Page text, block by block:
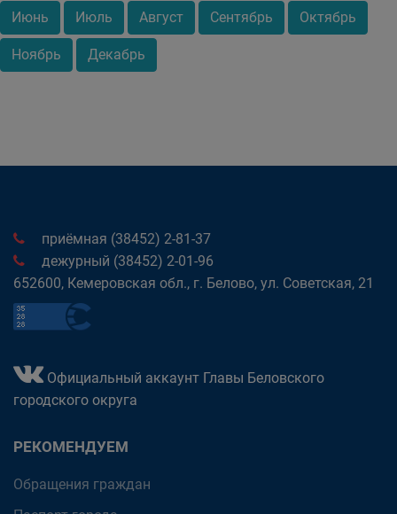
Июнь Июль Август Сентябрь Октябрь
Ноябрь Декабрь
приёмная (38452) 2-81-37
дежурный (38452) 2-01-96
652600, Кемеровская обл., г. Белово, ул. Советская, 21
Официальный аккаунт Главы Беловского
городского округа
РЕКОМЕНДУЕМ
Обращения граждан